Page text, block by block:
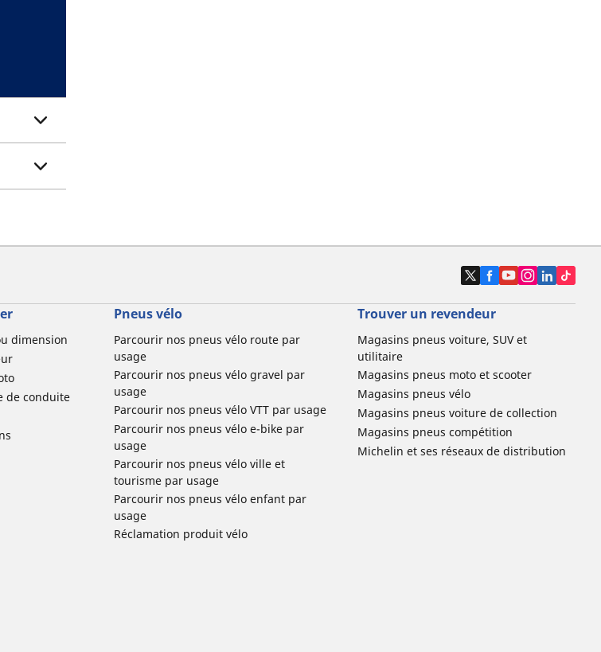
dimension
de conduite
Pneus vélo
Parcourir nos pneus vélo route par
usage
Parcourir nos pneus vélo gravel par
usage
Parcourir nos pneus vélo VTT par usage
Parcourir nos pneus vélo e-bike par
usage
Parcourir nos pneus vélo ville et
tourisme par usage
Parcourir nos pneus vélo enfant par
usage
Réclamation produit vélo
Trouver un revendeur
Magasins pneus voiture, SUV et
utilitaire
Magasins pneus moto et scooter
Magasins pneus vélo
Magasins pneus voiture de collection
Magasins pneus compétition
Michelin et ses réseaux de distribution